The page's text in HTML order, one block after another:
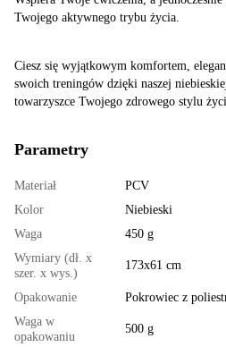
Twojego aktywnego trybu życia.
Ciesz się wyjątkowym komfortem,
swoich treningów dzięki naszej
towarzyszce Twojego zdrowego stylu
Parametry
Materiał
PCV
Kolor
Niebieski
Waga
450 g
Wymiary (dł. x
szer. x wys.)
173x61 cm
Opakowanie
Pokrowiec z
Waga w
opakowaniu
500 g